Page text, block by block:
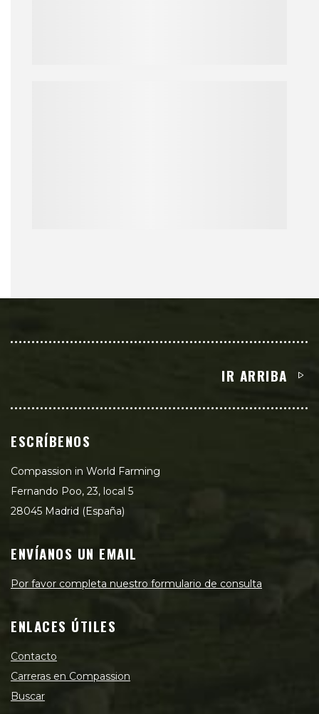
IR ARRIBA
ESCRÍBENOS
Compassion in World Farming
Fernando Poo, 23, local 5
28045 Madrid (España)
ENVÍANOS UN EMAIL
Por favor completa nuestro formulario de consulta
ENLACES ÚTILES
Contacto
Carreras en Compassion
Buscar